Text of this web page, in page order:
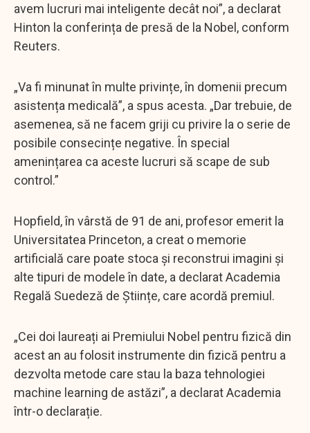
avem lucruri mai inteligente decât noi”, a declarat
Hinton la conferința de presă de la Nobel, conform
Reuters.
„Va fi minunat în multe privințe, în domenii precum
asistența medicală”, a spus acesta. „Dar trebuie, de
asemenea, să ne facem griji cu privire la o serie de
posibile consecințe negative. În special
amenințarea ca aceste lucruri să scape de sub
control.”
Hopfield, în vârstă de 91 de ani, profesor emerit la
Universitatea Princeton, a creat o memorie
artificială care poate stoca și reconstrui imagini și
alte tipuri de modele în date, a declarat Academia
Regală Suedeză de Științe, care acordă premiul.
„Cei doi laureați ai Premiului Nobel pentru fizică din
acest an au folosit instrumente din fizică pentru a
dezvolta metode care stau la baza tehnologiei
machine learning de astăzi”, a declarat Academia
într-o declarație.